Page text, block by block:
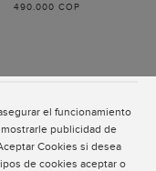
el funcionamiento
publicidad de
Cookies si desea
de cookies aceptar o
490.000 COP